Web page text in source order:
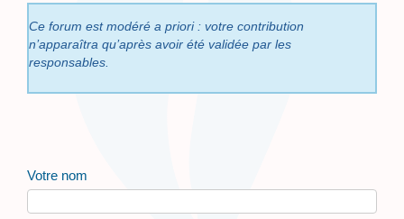
Ce forum est modéré a priori : votre contribution
n’apparaîtra qu’après avoir été validée par les
responsables.
Votre nom